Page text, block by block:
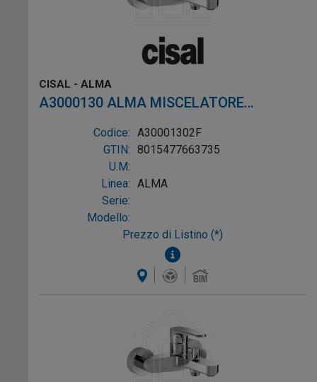
CISAL - ALMA
A3000130 ALMA MISCELATORE
MONOCOMANDO VASCA ESTERNO
NICHEL SPAZZOLATO
Codice: A30001302F
GTIN: 8015477663735
U.M:
Linea: ALMA
Serie:
Modello:
Prezzo di Listino (*)